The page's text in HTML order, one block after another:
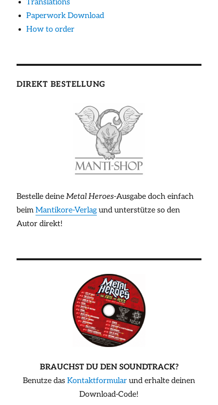
Translations
Paperwork Download
How to order
DIREKT BESTELLUNG
Bestelle deineMetal Heroes-Ausgabe doch einfach
beimMantikore-Verlag und unterstütze so den
Autor direkt!
BRAUCHST DU DEN SOUNDTRACK?
Benutze das Kontaktformular und erhalte deinen
Download-Code!